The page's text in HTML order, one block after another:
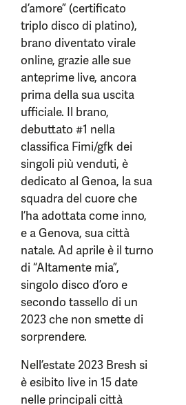
d’amore” (certificato
triplo disco di platino),
brano diventato virale
online, grazie alle sue
anteprime live, ancora
prima della sua uscita
ufficiale. Il brano,
debuttato #1 nella
classifica Fimi/gfk dei
singoli più venduti, è
dedicato al Genoa, la sua
squadra del cuore che
l’ha adottata come inno,
e a Genova, sua città
natale. Ad aprile è il turno
di “Altamente mia”,
singolo disco d’oro e
secondo tassello di un
2023 che non smette di
sorprendere.
Nell’estate 2023 Bresh si
è esibito live in 15 date
nelle principali città